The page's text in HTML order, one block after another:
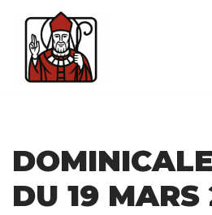
Aller
contenu
DU 19 MARS